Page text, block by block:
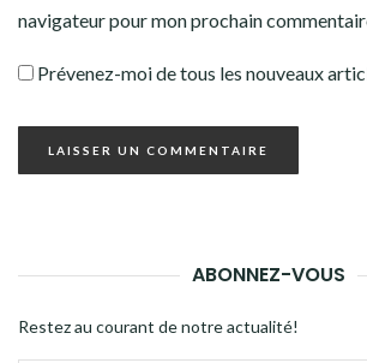
navigateur pour mon prochain
Prévenez-moi de tous les nouveaux
ABONNEZ-VOUS
Restez au courant de notre actualité!